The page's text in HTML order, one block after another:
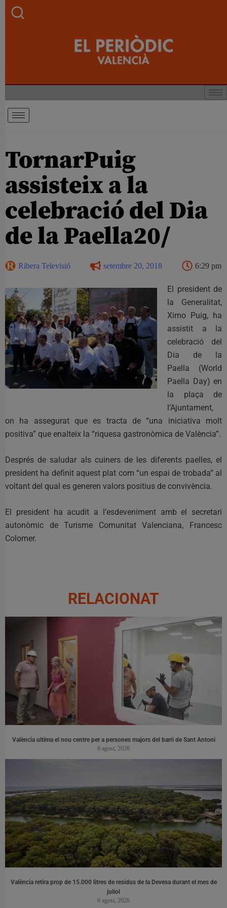
TornarPuig
assisteix a la
celebració del Dia
de la Paella20/
Ribera Televisió setembre 20, 2018 6:29 pm
El president de
la Generalitat,
Ximo Puig, ha
assistit a la
celebració del
Dia de la
Paella (World
Paella Day) en
la plaça de
l’Ajuntament,
on ha assegurat que es tracta de “una iniciativa molt
positiva” que enalteix la “riquesa gastronòmica de València”.
Després de saludar als cuiners de les diferents paelles, el
president ha definit aquest plat com “un espai de trobada” al
voltant del qual es generen valors positius de convivència.
El president ha acudit a l’esdeveniment amb el secretari
autonòmic de Turisme Comunitat Valenciana, Francesc
Colomer.
RELACIONAT
València ultima el nou centre per a persones majors del barri de Sant Antoni
6 agost, 2026
València retira prop de 15.000 litres de residus de la Devesa durant el mes de
juliol
6 agost, 2026